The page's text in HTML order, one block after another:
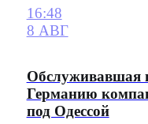
16:48
8 АВГ
Обслуживавшая
Германию
под Одессой